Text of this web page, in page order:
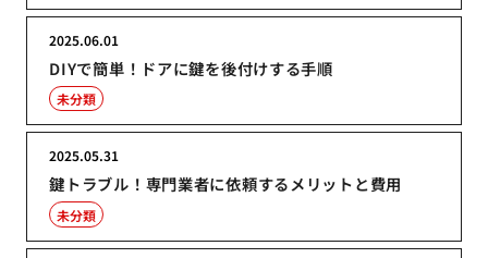
DIYで簡単！ドアに鍵を後付けする手順
2025.06.01
未分類
鍵トラブル！専門業者に依頼するメリットと費用
2025.05.31
未分類